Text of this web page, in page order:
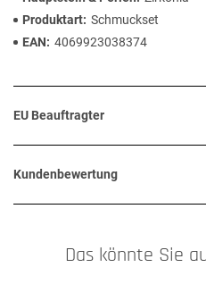
Produktart Schmuckset
EAN
4069923038374
EU Beauftragter
Kundenbewertung
Das könnte Sie